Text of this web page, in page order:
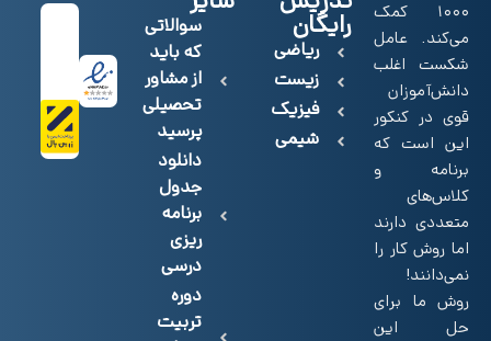
۱۰۰۰ کمک
می‌کند. عامل
شکست اغلب
دانش‌آموزان
قوی در کنکور
این است که
برنامه و
کلاس‌های
متعددی دارند
اما روش کار را
نمی‌دانند!
روش‌ ما برای
حل این
رایگان
ریاضی
زیست
فیزیک
شیمی
سوالاتی
که باید
از مشاور
تحصیلی
پرسید
دانلود
جدول
برنامه
ریزی
درسی
دوره
تربیت